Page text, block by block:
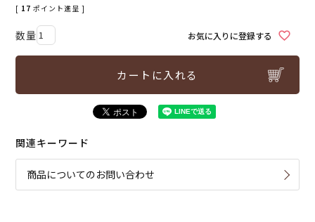
[ 17 ポイント進呈 ]
お気に入りに登録する
カートに入れる
関連キーワード
商品についてのお問い合わせ